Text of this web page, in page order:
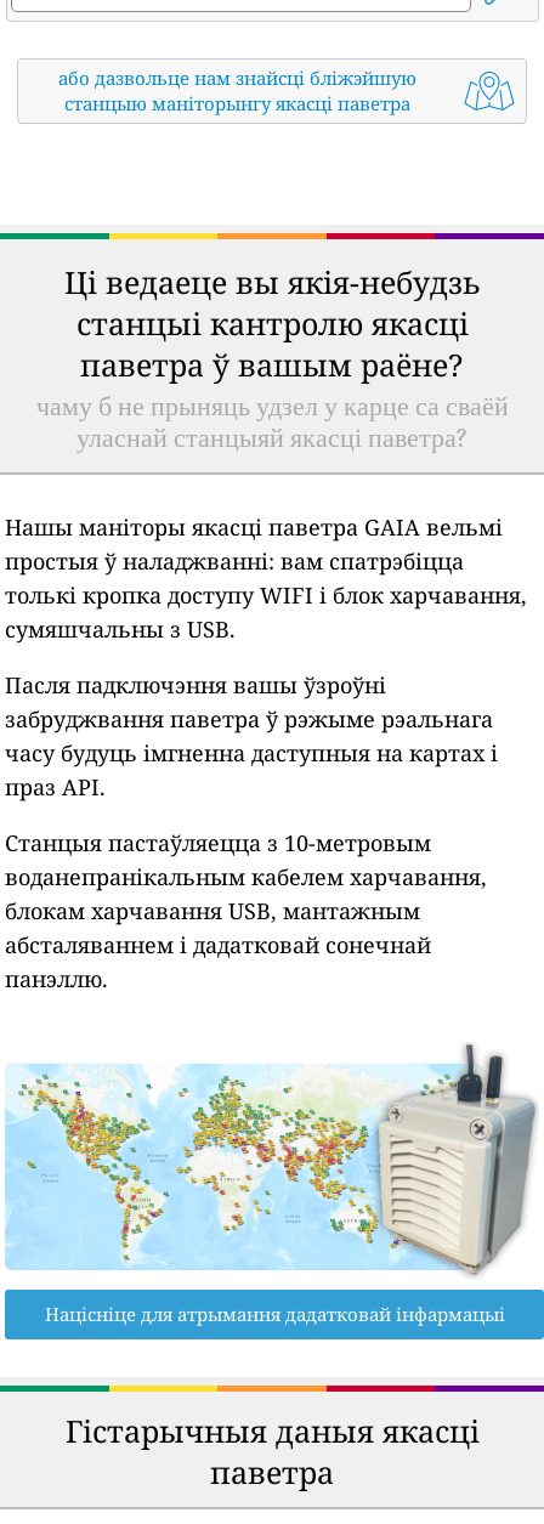
або дазвольце нам знайсці бліжэйшую
станцыю маніторынгу якасці паветра
Ці ведаеце вы якія-небудзь
станцыі кантролю якасці
паветра ў вашым раёне?
чаму б не прыняць удзел у карце са сваёй
уласнай станцыяй якасці паветра?
Нашы маніторы якасці паветра GAIA вельмі
простыя ў наладжванні: вам спатрэбіцца
толькі кропка доступу WIFI і блок харчавання,
сумяшчальны з USB.
Пасля падключэння вашы ўзроўні
забруджвання паветра ў рэжыме рэальнага
часу будуць імгненна даступныя на картах і
праз API.
Станцыя пастаўляецца з 10-метровым
воданепранікальным кабелем харчавання,
блокам харчавання USB, мантажным
абсталяваннем і дадатковай сонечнай
панэллю.
Націсніце для атрымання дадатковай інфармацыі
Гістарычныя даныя якасці
паветра